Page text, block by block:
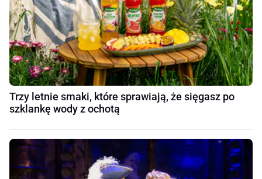
Trzy letnie smaki, które sprawiają, że sięgasz po
szklankę wody z ochotą